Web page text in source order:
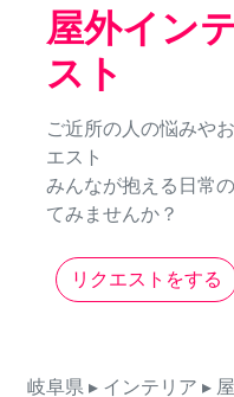
屋外イン
スト
ご近所の人の悩みや
エスト
みんなが抱える日常
てみませんか？
リクエストをする
岐阜県 ▸ インテリア ▸